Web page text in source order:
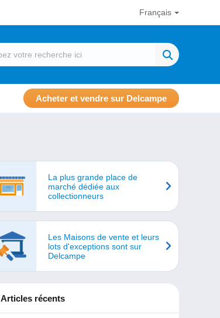
Français
Acheter et vendre sur Delcampe
La plus grande place de
marché dédiée aux
collectionneurs
Les Maisons de vente et leurs
lots d'exceptions sont sur
Delcampe
Articles récents